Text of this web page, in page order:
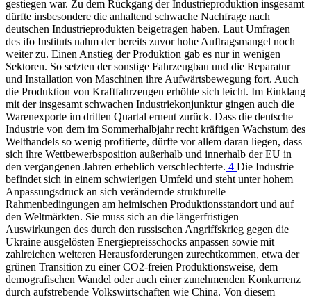
gestiegen war. Zu dem Rückgang der Industrieproduktion insgesamt
dürfte insbesondere die anhaltend schwache Nachfrage nach
deutschen Industrieprodukten beigetragen haben. Laut Umfragen
des ifo Instituts nahm der bereits zuvor hohe Auftragsmangel noch
weiter zu. Einen Anstieg der Produktion gab es nur in wenigen
Sektoren. So setzten der sonstige Fahrzeugbau und die Reparatur
und Installation von Maschinen ihre Aufwärtsbewegung fort. Auch
die Produktion von Kraftfahrzeugen erhöhte sich leicht. Im Einklang
mit der insgesamt schwachen Industriekonjunktur gingen auch die
Warenexporte im dritten Quartal erneut zurück. Dass die deutsche
Industrie von dem im Sommerhalbjahr recht kräftigen Wachstum des
Welthandels so wenig profitierte, dürfte vor allem daran liegen, dass
sich ihre Wettbewerbsposition außerhalb und innerhalb derEU in
den vergangenen Jahren erheblich verschlechterte. 4 Die Industrie
befindet sich in einem schwierigen Umfeld und steht unter hohem
Anpassungsdruck an sich verändernde strukturelle
Rahmenbedingungen am heimischen Produktionsstandort und auf
den Weltmärkten. Sie muss sich an die längerfristigen
Auswirkungen des durch den russischen Angriffskrieg gegen die
Ukraine ausgelösten Energiepreisschocks anpassen sowie mit
zahlreichen weiteren Herausforderungen zurechtkommen, etwa der
grünen Transition zu einer CO2-freien Produktionsweise, dem
demografischen Wandel oder auch einer zunehmenden Konkurrenz
durch aufstrebende Volkswirtschaften wie China. Von diesem